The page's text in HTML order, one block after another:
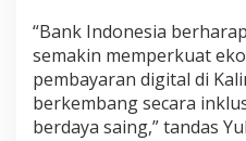
“Bank Indonesia
semakin memperkuat
pembayaran digital di
berkembang secara
berdaya saing,” tandas